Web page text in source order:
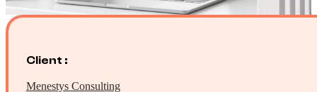
Client :
Menestys Consulting